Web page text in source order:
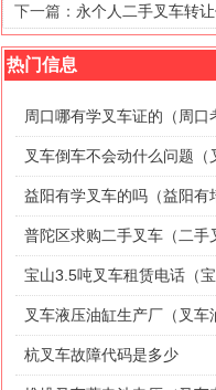
下一篇： 永个人二手叉车转
热门信息
周口哪有学叉车证的（周口
叉车倒车不会动什么问题（
益阳有学叉车的吗（益阳有
普陀区求购二手叉车（二手
宝山3.5吨叉车租赁电话（
叉车液压油缸生产厂（叉车
杭叉车故障代码是多少